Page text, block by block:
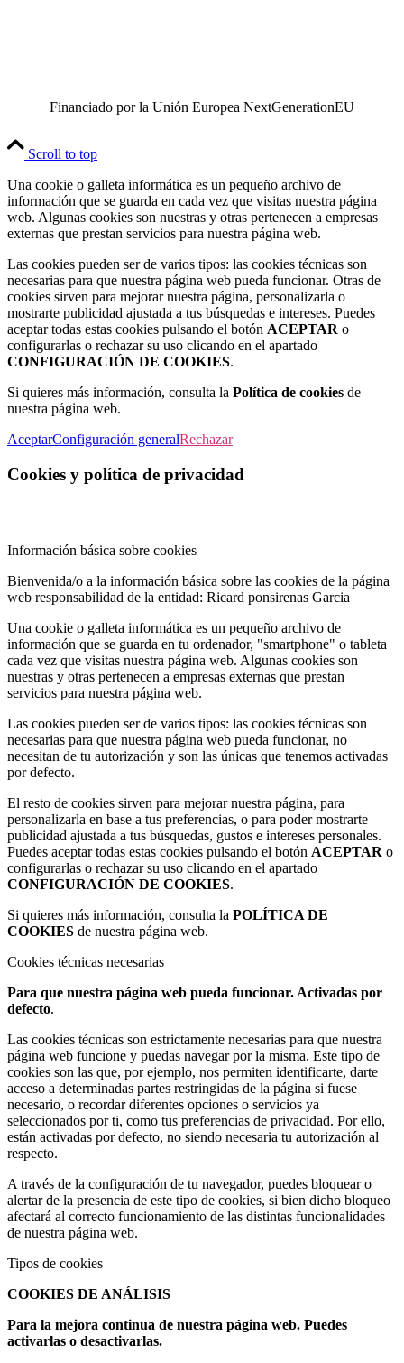
Financiado por la Unión Europea NextGenerationEU
Scroll to top
Una cookie o galleta informática es un pequeño archivo de
información que se guarda en cada vez que visitas nuestra página
web. Algunas cookies son nuestras y otras pertenecen a empresas
externas que prestan servicios para nuestra página web.
Las cookies pueden ser de varios tipos: las cookies técnicas son
necesarias para que nuestra página web pueda funcionar. Otras de
cookies sirven para mejorar nuestra página, personalizarla o
mostrarte publicidad ajustada a tus búsquedas e intereses. Puedes
aceptar todas estas cookies pulsando el botón ACEPTAR o
configurarlas o rechazar su uso clicando en el apartado
CONFIGURACIÓN DE COOKIES.
Si quieres más información, consulta la Política de cookies de
nuestra página web.
AceptarConfiguración generalRechazar
Cookies y política de privacidad
Información básica sobre cookies
Bienvenida/o a la información básica sobre las cookies de la página
web responsabilidad de la entidad: Ricard ponsirenas Garcia
Una cookie o galleta informática es un pequeño archivo de
información que se guarda en tu ordenador, "smartphone" o tableta
cada vez que visitas nuestra página web. Algunas cookies son
nuestras y otras pertenecen a empresas externas que prestan
servicios para nuestra página web.
Las cookies pueden ser de varios tipos: las cookies técnicas son
necesarias para que nuestra página web pueda funcionar, no
necesitan de tu autorización y son las únicas que tenemos activadas
por defecto.
El resto de cookies sirven para mejorar nuestra página, para
personalizarla en base a tus preferencias, o para poder mostrarte
publicidad ajustada a tus búsquedas, gustos e intereses personales.
Puedes aceptar todas estas cookies pulsando el botón ACEPTAR o
configurarlas o rechazar su uso clicando en el apartado
CONFIGURACIÓN DE COOKIES.
Si quieres más información, consulta la POLÍTICA DE
COOKIES de nuestra página web.
Cookies técnicas necesarias
Para que nuestra página web pueda funcionar. Activadas por
defecto.
Las cookies técnicas son estrictamente necesarias para que nuestra
página web funcione y puedas navegar por la misma. Este tipo de
cookies son las que, por ejemplo, nos permiten identificarte, darte
acceso a determinadas partes restringidas de la página si fuese
necesario, o recordar diferentes opciones o servicios ya
seleccionados por ti, como tus preferencias de privacidad. Por ello,
están activadas por defecto, no siendo necesaria tu autorización al
respecto.
A través de la configuración de tu navegador, puedes bloquear o
alertar de la presencia de este tipo de cookies, si bien dicho bloqueo
afectará al correcto funcionamiento de las distintas funcionalidades
de nuestra página web.
Tipos de cookies
COOKIES DE ANÁLISIS
Para la mejora continua de nuestra página web. Puedes
activarlas o desactivarlas.